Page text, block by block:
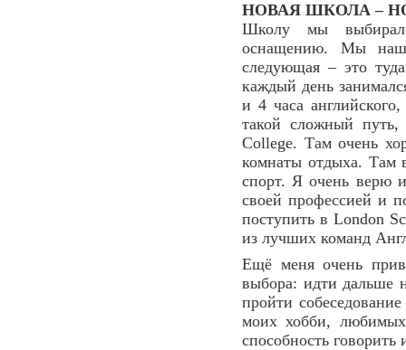
НОВАЯ ШКОЛА –
Школу мы
оснащению. Мы
следующая – это
каждый день
и 4 часа
такой сложный
College. Там очень
комнаты отдыха. Там
спорт. Я очень верю
своей профессией и
поступить в London
из лучших команд
Ещё меня очень
выбора: идти дальше
пройти
моих хобби,
способность